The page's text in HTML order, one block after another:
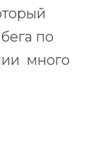
по
много